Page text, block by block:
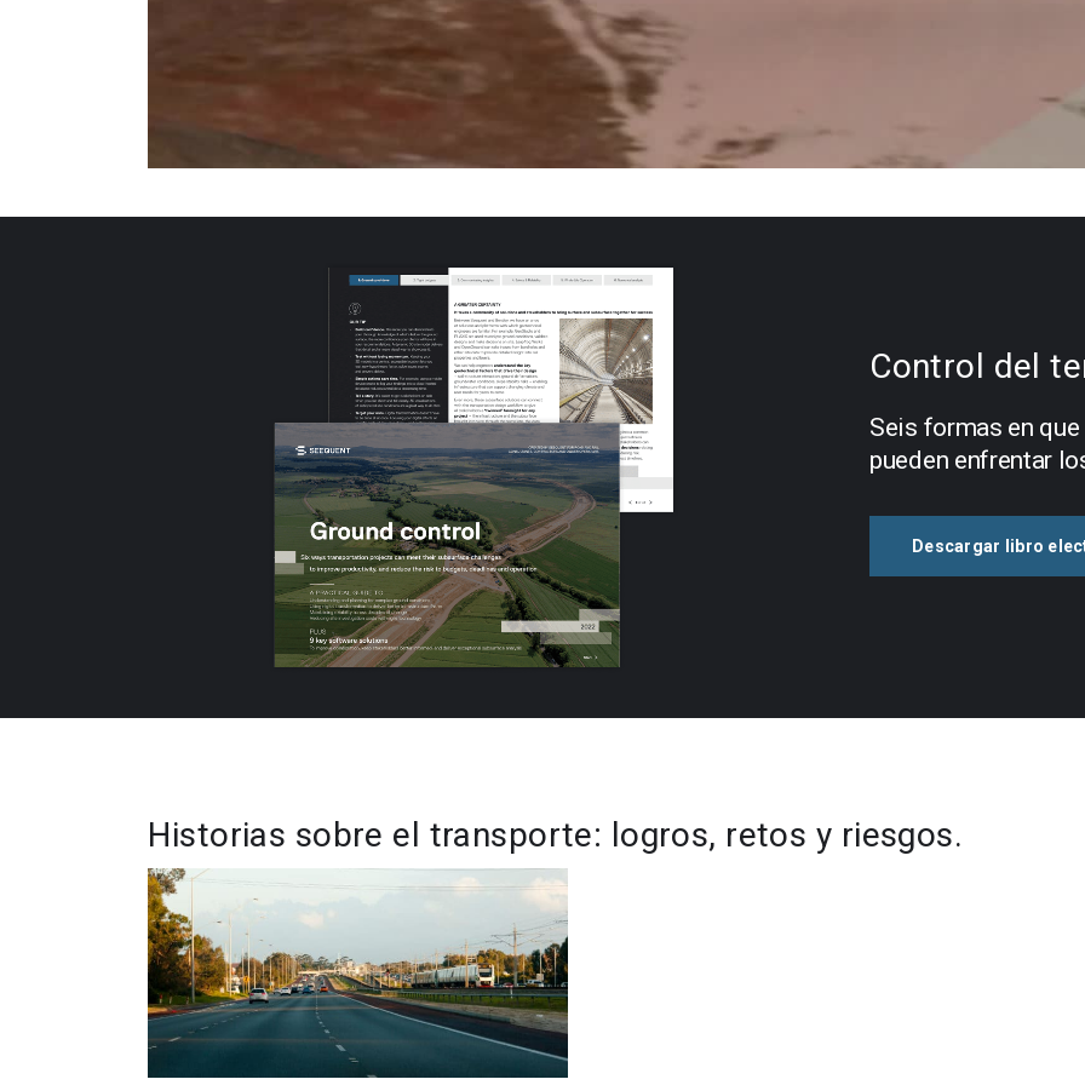
Control del
Seis formas en
pueden enfrentar
Descargar libro
Historias sobre el transporte: logros, retos y riesgos.